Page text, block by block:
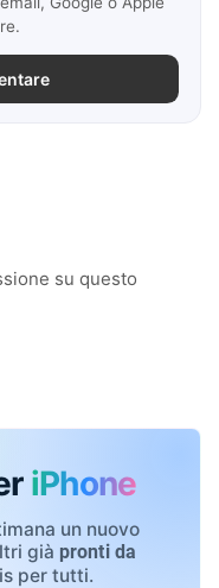
su questo
iPhone
un nuovo
già pronti da
per tutti.